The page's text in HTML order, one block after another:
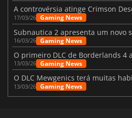
17/03/26 Gaming News
16/03/26 Gaming News
13/03/26 Gaming News
O DLC Mewgenics terá muitas
13/03/26 Gaming News